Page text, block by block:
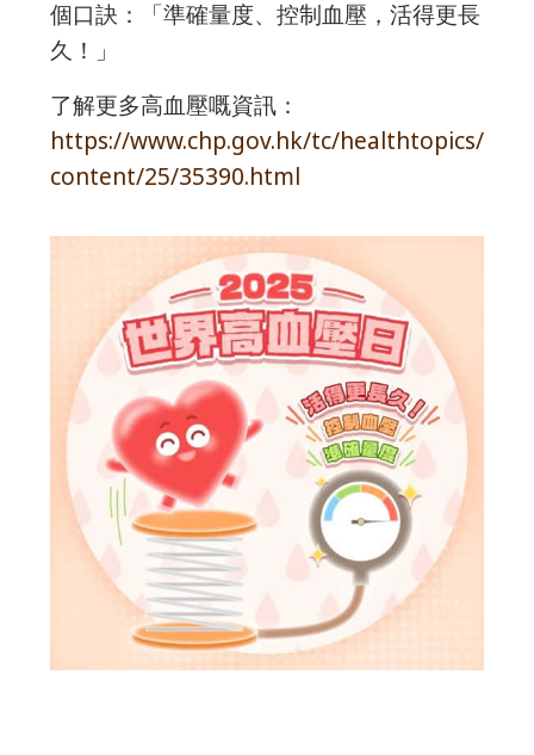
個口訣：「準確量度、控制血壓，活得更長
久！」
了解更多高血壓嘅資訊：
https://www.chp.gov.hk/tc/healthtopics/
content/25/35390.html